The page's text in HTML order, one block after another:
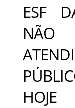
ESF
NÃO
HOJE